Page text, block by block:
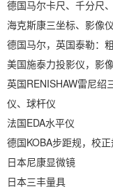
德国马尔卡尺、千分尺
海克斯康三坐标、影像
德国马尔，英国泰勒：
美国施泰力投影仪，影
英国RENISHAW雷尼绍
仪、球杆仪
法国EDA水平仪
德国KOBA步距规，校
日本尼康显微镜
日本三丰量具